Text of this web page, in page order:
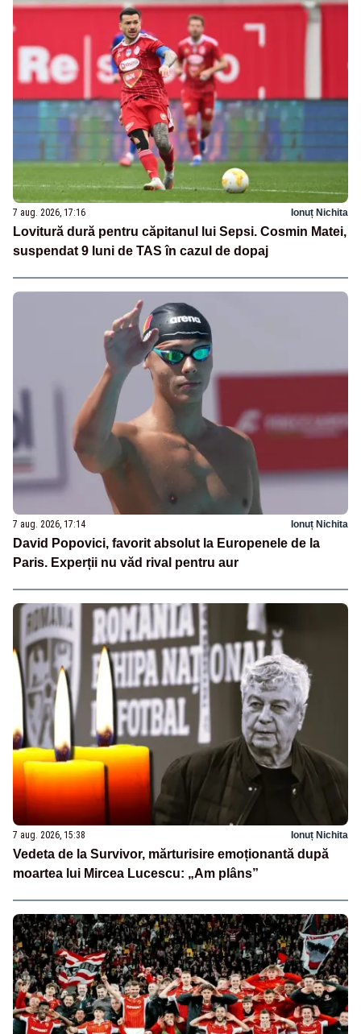
7 aug. 2026, 17:16 Ionuț Nichita
Lovitură dură pentru căpitanul lui Sepsi. Cosmin Matei,
suspendat 9 luni de TAS în cazul de dopaj
7 aug. 2026, 17:14 Ionuț Nichita
David Popovici, favorit absolut la Europenele de la
Paris. Experții nu văd rival pentru aur
7 aug. 2026, 15:38 Ionuț Nichita
Vedeta de la Survivor, mărturisire emoționantă după
moartea lui Mircea Lucescu: „Am plâns”